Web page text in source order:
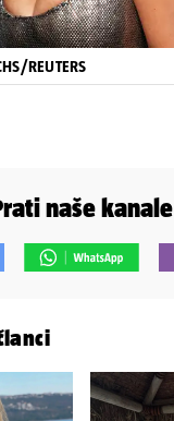
REUTERS
naše kanale